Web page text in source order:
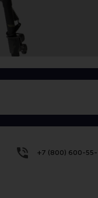
+7 (800) 600-